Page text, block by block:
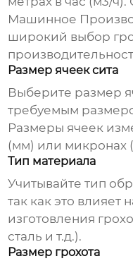
Машинное
широкий выбор
Размер ячеек сита
Выберите размер
требуемым
Размеры ячеек
(мм) или микронах
Тип материала
Учитывайте тип
так как это влияет
изготовления
сталь и т.д.).
Размер грохота